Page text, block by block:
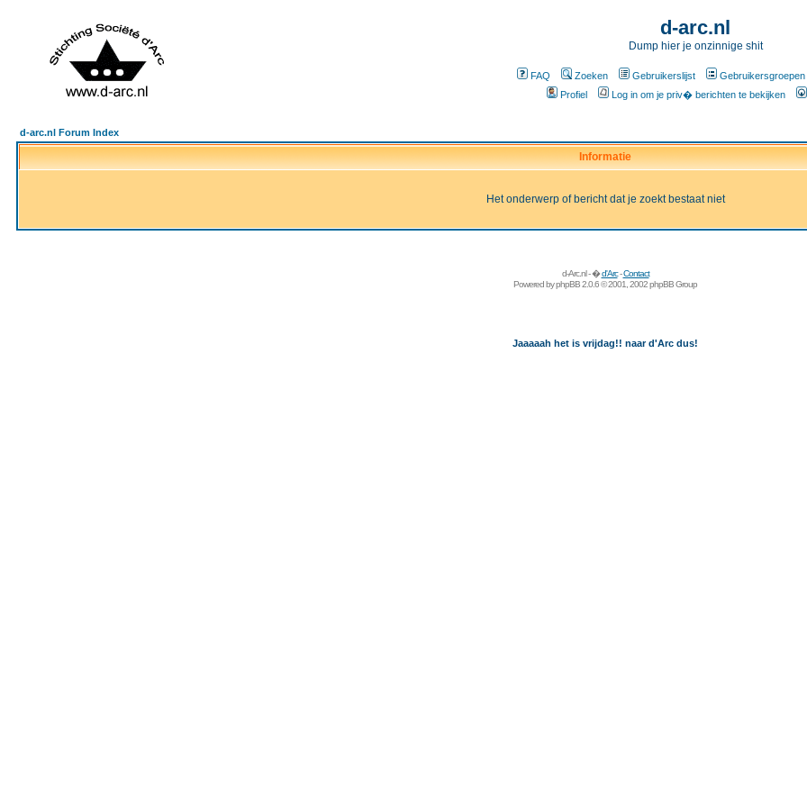
d-arc.nl
Dump hier je onzinnige shit
FAQ Zoeken Gebruikerslijst Gebruikersgroepen
Profiel
Log in om je priv� berichten te bekijken
d-arc.nl Forum Index
Informatie
Het onderwerp of bericht dat je zoekt bestaat niet
d-Arc.nl - �d'Arc-Contact
Powered byphpBB2.0.6 © 2001, 2002 phpBB Group
Jaaaaah het is vrijdag!! naar d'Arc dus!